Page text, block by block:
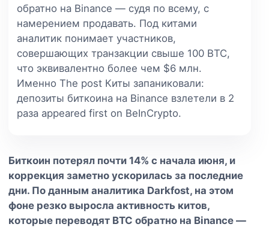
обратно на Binance — судя по всему, с
намерением продавать. Под китами
аналитик понимает участников,
совершающих транзакции свыше 100 BTC,
что эквивалентно более чем $6 млн.
Именно The post Киты запаниковали:
депозиты биткоина на Binance взлетели в 2
раза appeared first on BeInCrypto.
Биткоин потерял почти 14% с начала июня, и
коррекция заметно ускорилась за последние
дни. По данным аналитика Darkfost, на этом
фоне резко выросла активность китов,
которые переводят BTC обратно на Binance —